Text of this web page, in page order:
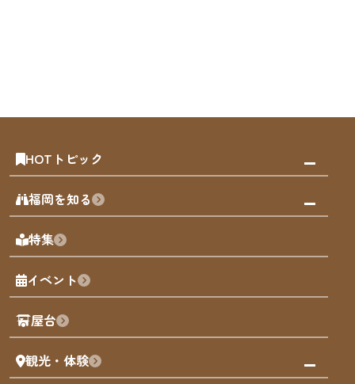
HOTトピック
みんなの旅行記
天神エリア
博多旧市街
福岡城
歴史・文化
福岡を知る
福岡の見どころ
福岡の魅力
観光カレンダー
観光PR動画
まち歩き
福岡グルメ
特集
イベント
屋台
観光・体験